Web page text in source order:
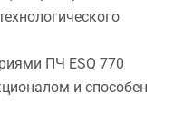
ПЧ ESQ 770
и способен